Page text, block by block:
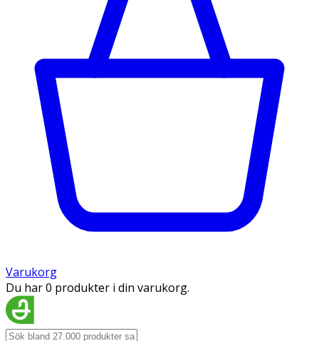
Varukorg
Du har 0 produkter i din varukorg.